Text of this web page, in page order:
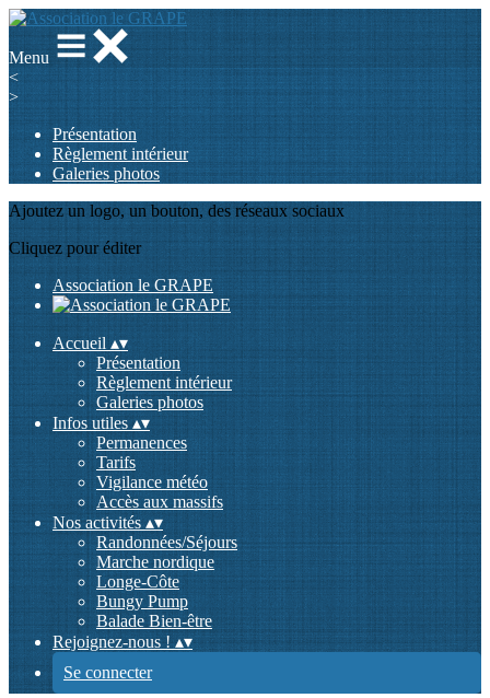
Menu
<
>
Présentation
Règlement intérieur
Galeries photos
Ajoutez un logo, un bouton, des réseaux sociaux
Cliquez pour éditer
Association le GRAPE
Accueil ▴▾
Présentation
Règlement intérieur
Galeries photos
Infos utiles ▴▾
Permanences
Tarifs
Vigilance météo
Accès aux massifs
Nos activités ▴▾
Randonnées/Séjours
Marche nordique
Longe-Côte
Bungy Pump
Balade Bien-être
Rejoignez-nous ! ▴▾
Se connecter